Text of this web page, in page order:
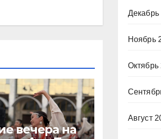
вечера на
Декабрь
Ноябрь
Октябрь
Август